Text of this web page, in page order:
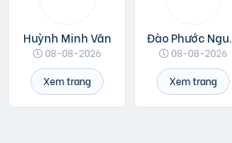
Huỳnh Minh Văn
08-08-2026
Xem trang
Đào
08-08-2026
Xem trang